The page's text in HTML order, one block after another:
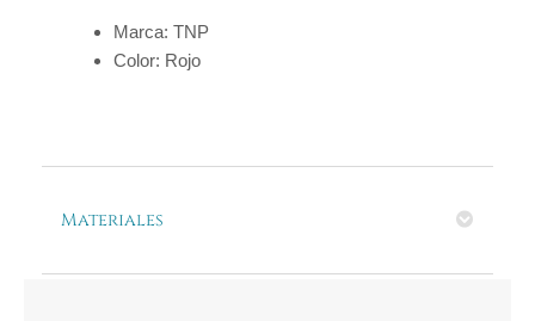
Marca: TNP
Color: Rojo
Materiales